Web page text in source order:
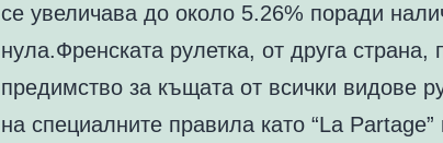
се увеличава до около 5.26% поради
нула.Френската рулетка, от друга страна,
предимство за къщата от всички видове
на специалните правила като “La Partage”